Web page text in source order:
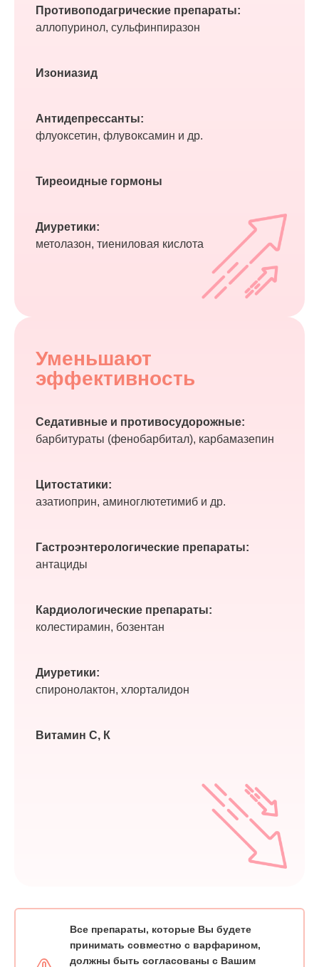
Противоподагрические препараты:
аллопуринол, сульфинпиразон
Изониазид
Антидепрессанты:
флуоксетин, флувоксамин и др.
Тиреоидные гормоны
Диуретики:
метолазон, тиениловая кислота
Уменьшают
эффективность
Седативные и противосудорожные:
барбитураты (фенобарбитал), карбамазепин
Цитостатики:
азатиоприн, аминоглютетимиб и др.
Гастроэнтерологические препараты:
антациды
Кардиологические препараты:
колестирамин, бозентан
Диуретики:
спиронолактон, хлорталидон
Витамин С, К
Все препараты, которые Вы будете
принимать совместно с варфарином,
должны быть согласованы с Вашим